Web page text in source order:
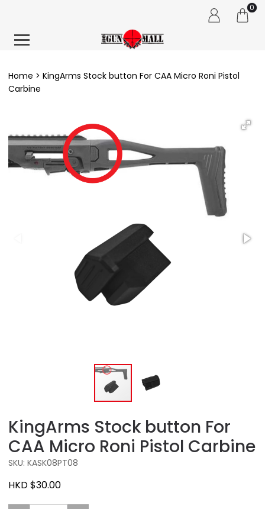
0
Home
KingArms Stock button For CAA Micro Roni Pistol
Carbine
KingArms Stock button For
CAA Micro Roni Pistol Carbine
SKU: KASK08PT08
HKD $30.00